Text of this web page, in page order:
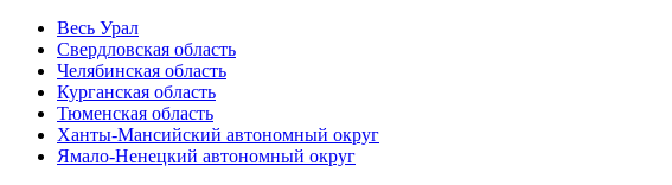
Весь Урал
Свердловская область
Челябинская область
Курганская область
Тюменская область
Ханты-Мансийский автономный округ
Ямало-Ненецкий автономный округ